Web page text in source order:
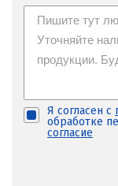
Я согласен с
обработке
согласие